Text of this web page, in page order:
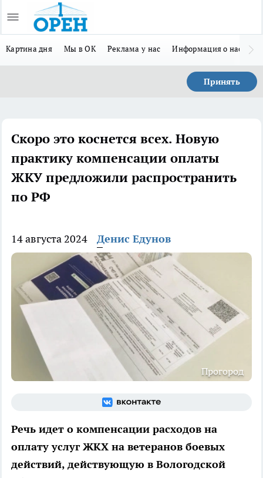
Картина дня Мы в ОК Реклама у нас Информация о нас
Принять
Скоро это коснется всех. Новую
практику компенсации оплаты
ЖКУ предложили распространить
по РФ
14 августа 2024 Денис Едунов
Прогород
Речь идет о компенсации расходов на
оплату услуг ЖКХ на ветеранов боевых
действий, действующую в Вологодской